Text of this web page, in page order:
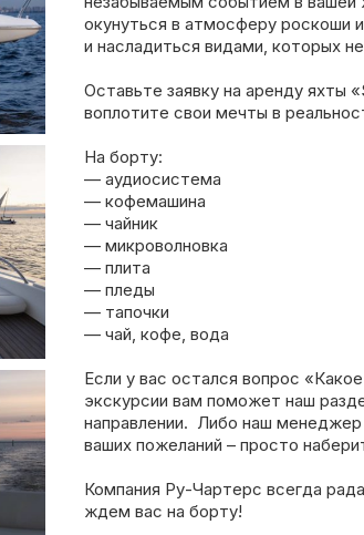
окунуться в атмосферу роскоши
и насладиться видами, которых
Оставьте заявку на аренду яхты
воплотите свои мечты в
На борту:
— аудиосистема
— кофемашина
— чайник
— микроволновка
— плита
— пледы
— тапочки
— чай, кофе, вода
Если у вас остался вопрос
экскурсии вам поможет наш
направлении. Либо наш
ваших пожеланий – просто
Компания Ру-Чартерс всегда
ждем вас на борту!